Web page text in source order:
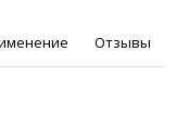
Отзывы